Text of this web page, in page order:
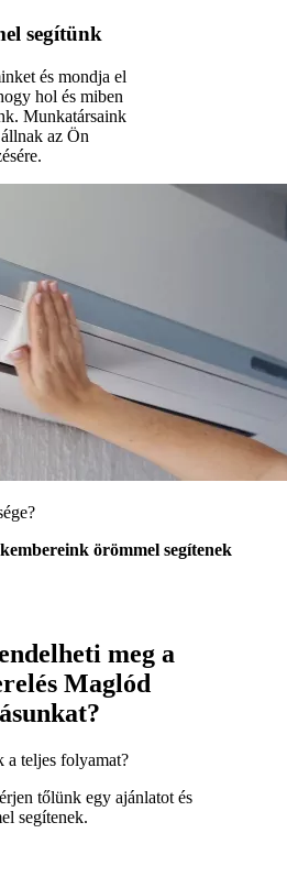
segítünk
és mondja el
hol és miben
Munkatársaink
az Ön
örömmel segítenek
meg a
Maglód
a teljes folyamat?
tőlünk egy ajánlatot és
segítenek.